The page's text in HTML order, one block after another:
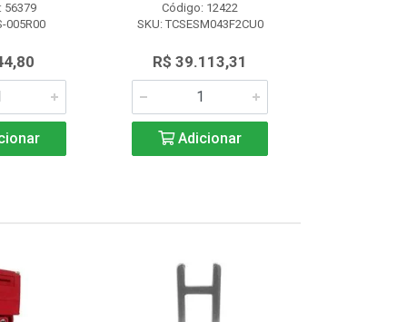
56379
005R00
Código: 12422
SKU: TCSESM043F2CU0
R$ 39.113,31
Adicionar